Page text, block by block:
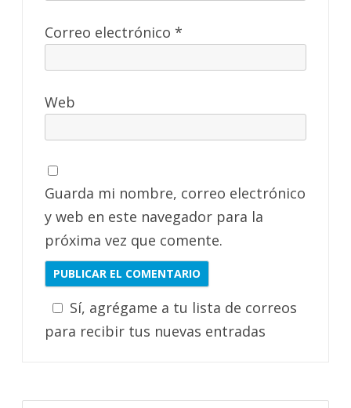
Correo electrónico *
Web
Guarda mi nombre, correo electrónico
y web en este navegador para la
próxima vez que comente.
Sí, agrégame a tu lista de correos
para recibir tus nuevas entradas